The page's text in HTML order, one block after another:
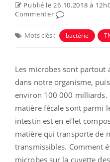
Publié le 26.10.2018 à
Commenter
Mots clés : bactérie
Les microbes sont
dans notre organisme,
environ 100 000 milliards.
matière fécale sont parmi
intestin est en effet
matière qui transporte de
transmissibles. Comment
microbes sur la cuvette